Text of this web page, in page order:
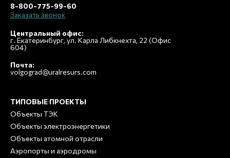
8-800-775-99-60
Заказать звонок
Центральный офис:
г. Екатеринбург, ул. Карла Либкнехта, 22 (Офис
604)
Почта:
volgograd@uralresurs.com
ТИПОВЫЕ ПРОЕКТЫ
Объекты ТЭК
Объекты электроэнергетики
Объекты атомной отрасли
Аэропорты и аэродромы